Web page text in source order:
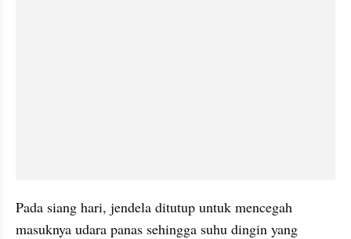
Pada siang hari, jendela ditutup untuk mencegah
masuknya udara panas sehingga suhu dingin yang